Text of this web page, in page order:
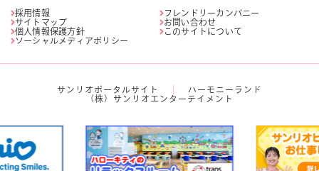
採用情報
フレンドリーカンパニー
サイトマップ
お問い合わせ
個人情報保護方針
このサイトについて
ソーシャルメディアポリシー
サンリオポータルサイト
ハーモニーランド
（株）サンリオエンターテイメント